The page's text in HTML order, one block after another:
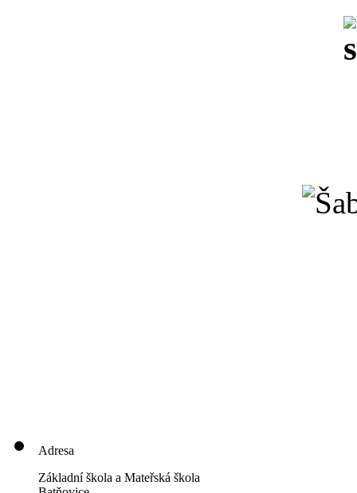
Adresa
Základní škola a Mateřská škola